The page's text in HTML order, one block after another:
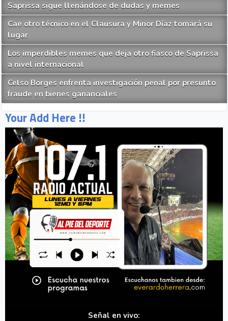
Saprissa sigue llenándose de dudas y memes
Cae otro técnico en el Clausura y Minor Díaz tomará su
lugar
Los imperdibles memes que deja otro fiasco de Saprissa
a nivel internacional
Celso Borges enfrenta investigación penal por presunto
fraude en bienes gananciales
Your Add Here !!
Señal en vivo: